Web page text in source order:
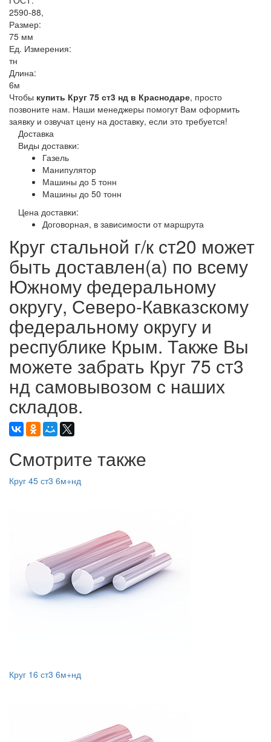
2590-88,
Размер:
75 мм
Ед. Измерения:
тн
Длина:
6м
Чтобы купить Круг 75 ст3 нд в Краснодаре, просто
позвоните нам. Наши менеджеры помогут Вам оформить
заявку и озвучат цену на доставку, если это требуется!
Доставка
Виды доставки:
Газель
Манипулятор
Машины до 5 тонн
Машины до 50 тонн
Цена доставки:
Договорная, в зависимости от маршрута
Круг стальной г/к ст20 может
быть доставлен(а) по всему
Южному федеральному
округу, Северо-Кавказскому
федеральному округу и
республике Крым. Также Вы
можете забрать Круг 75 ст3
нд самовывозом с наших
складов.
Смотрите также
Круг 45 ст3 6м+нд
Круг 16 ст3 6м+нд